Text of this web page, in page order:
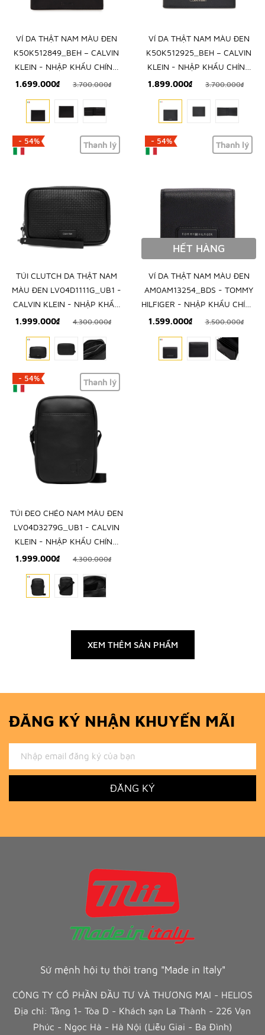
VÍ DA THẬT NAM MÀU ĐEN
K50K512849_BEH – CALVIN
KLEIN - NHẬP KHẨU CHÍNH
HÃNG TỪ Ý
1.699.000₫ 3.700.000₫
VÍ DA THẬT NAM MÀU ĐEN
K50K512925_BEH – CALVIN
KLEIN - NHẬP KHẨU CHÍNH
HÃNG TỪ Ý
1.899.000₫ 3.700.000₫
- 54% Thanh lý
TÚI CLUTCH DA THẬT NAM
MÀU ĐEN LV04D1111G_UB1 -
CALVIN KLEIN - NHẬP KHẨU
CHÍNH HÃNG TỪ Ý
1.999.000₫ 4.300.000₫
- 54% Thanh lý
HẾT HÀNG
VÍ DA THẬT NAM MÀU ĐEN
AM0AM13254_BDS - TOMMY
HILFIGER - NHẬP KHẨU CHÍNH
HÃNG TỪ Ý
1.599.000₫ 3.500.000₫
- 54% Thanh lý
TÚI ĐEO CHÉO NAM MÀU ĐEN
LV04D3279G_UB1 - CALVIN
KLEIN - NHẬP KHẨU CHÍNH
HÃNG TỪ Ý
1.999.000₫ 4.300.000₫
XEM THÊM SẢN PHẨM
ĐĂNG KÝ NHẬN KHUYẾN MÃI
ĐĂNG KÝ
Sứ mệnh hội tụ thời trang "Made in Italy"
CÔNG TY CỔ PHẦN ĐẦU TƯ VÀ THƯƠNG MẠI - HELIOS
Địa chỉ: Tầng 1- Tòa D - Khách sạn La Thành - 226 Vạn
Phúc - Ngọc Hà - Hà Nội (Liễu Giai - Ba Đình)